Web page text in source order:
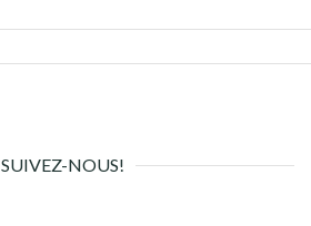
SUIVEZ-NOUS!